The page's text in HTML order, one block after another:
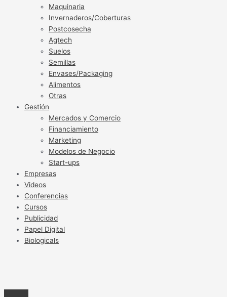
Maquinaria
Invernaderos/Coberturas
Postcosecha
Agtech
Suelos
Semillas
Envases/Packaging
Alimentos
Otras
Gestión
Mercados y Comercio
Financiamiento
Marketing
Modelos de Negocio
Start-ups
Empresas
Videos
Conferencias
Cursos
Publicidad
Papel Digital
Biologicals